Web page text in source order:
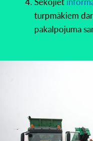
turpmākiem
pakalpojuma